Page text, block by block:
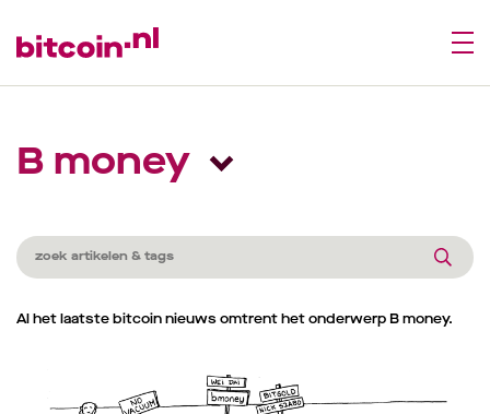
B money
Al het laatste bitcoin nieuws omtrent het onderwerp B money.